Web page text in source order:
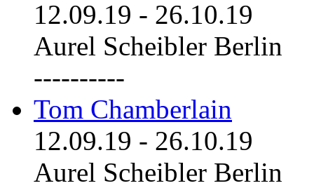
12.09.19 - 26.10.19
Aurel Scheibler Berlin
----------
Tom Chamberlain
12.09.19 - 26.10.19
Aurel Scheibler Berlin